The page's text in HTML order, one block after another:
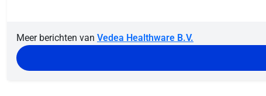
Meer berichten van Vedea Healthware B.V.